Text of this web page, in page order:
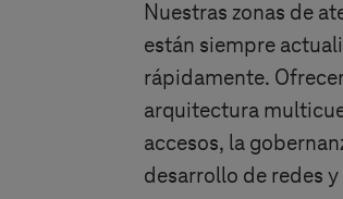
Nuestras zonas de
están siempre
rápidamente.
arquitectura
accesos, la
desarrollo de redes